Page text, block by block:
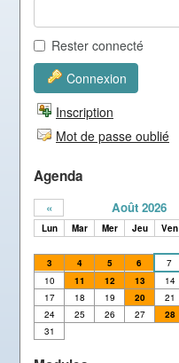
Rester connecté
Connexion
Inscription
Mot de passe oublié
Agenda
« Août 2026
Lun Mar Mer Jeu Ven
3
4 5 6 7
10
11 12 13 14
17
18 19 20 21
24
25 26 27 28
31